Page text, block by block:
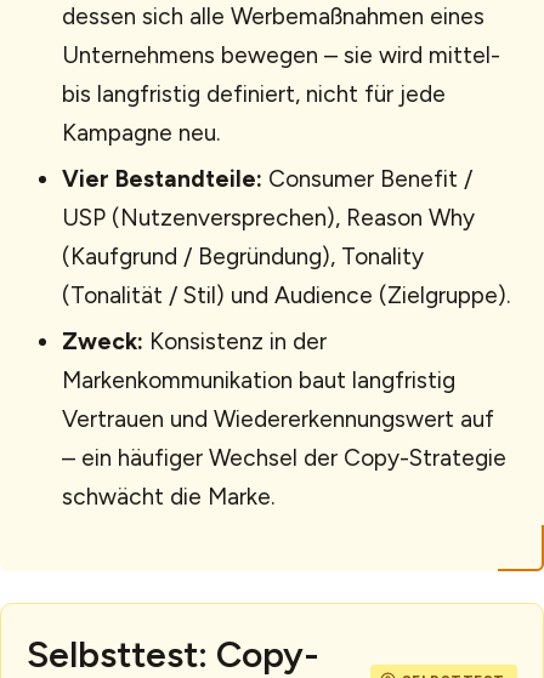
dessen sich alle Werbemaßnahmen eines
Unternehmens bewegen – sie wird mittel-
bis langfristig definiert, nicht für jede
Kampagne neu.
Vier Bestandteile: Consumer Benefit /
USP (Nutzenversprechen), Reason Why
(Kaufgrund / Begründung), Tonality
(Tonalität / Stil) und Audience (Zielgruppe).
Zweck: Konsistenz in der
Markenkommunikation baut langfristig
Vertrauen und Wiedererkennungswert auf
– ein häufiger Wechsel der Copy-Strategie
schwächt die Marke.
Selbsttest: Copy-